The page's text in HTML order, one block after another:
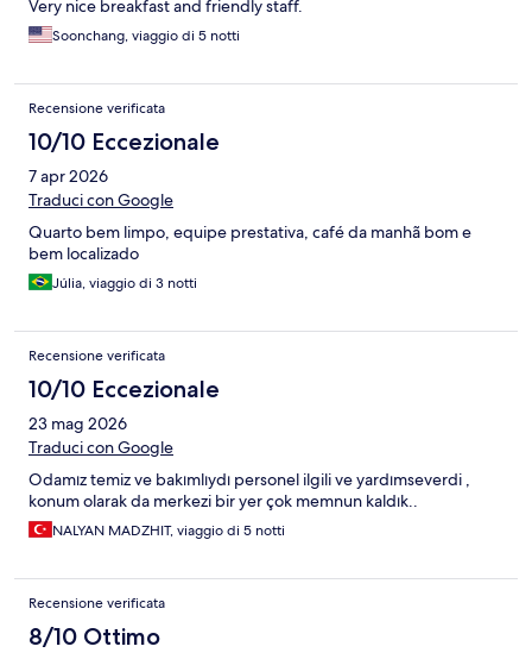
Very nice breakfast and friendly staff.
Soonchang, viaggio di 5 notti
Recensione verificata
10/10 Eccezionale
7 apr 2026
Traduci con Google
Quarto bem limpo, equipe prestativa, café da manhã bom e
bem localizado
Júlia, viaggio di 3 notti
Recensione verificata
10/10 Eccezionale
23 mag 2026
Traduci con Google
Odamız temiz ve bakımlıydı personel ilgili ve yardımseverdi ,
konum olarak da merkezi bir yer çok memnun kaldık..
NALYAN MADZHIT, viaggio di 5 notti
Recensione verificata
8/10 Ottimo